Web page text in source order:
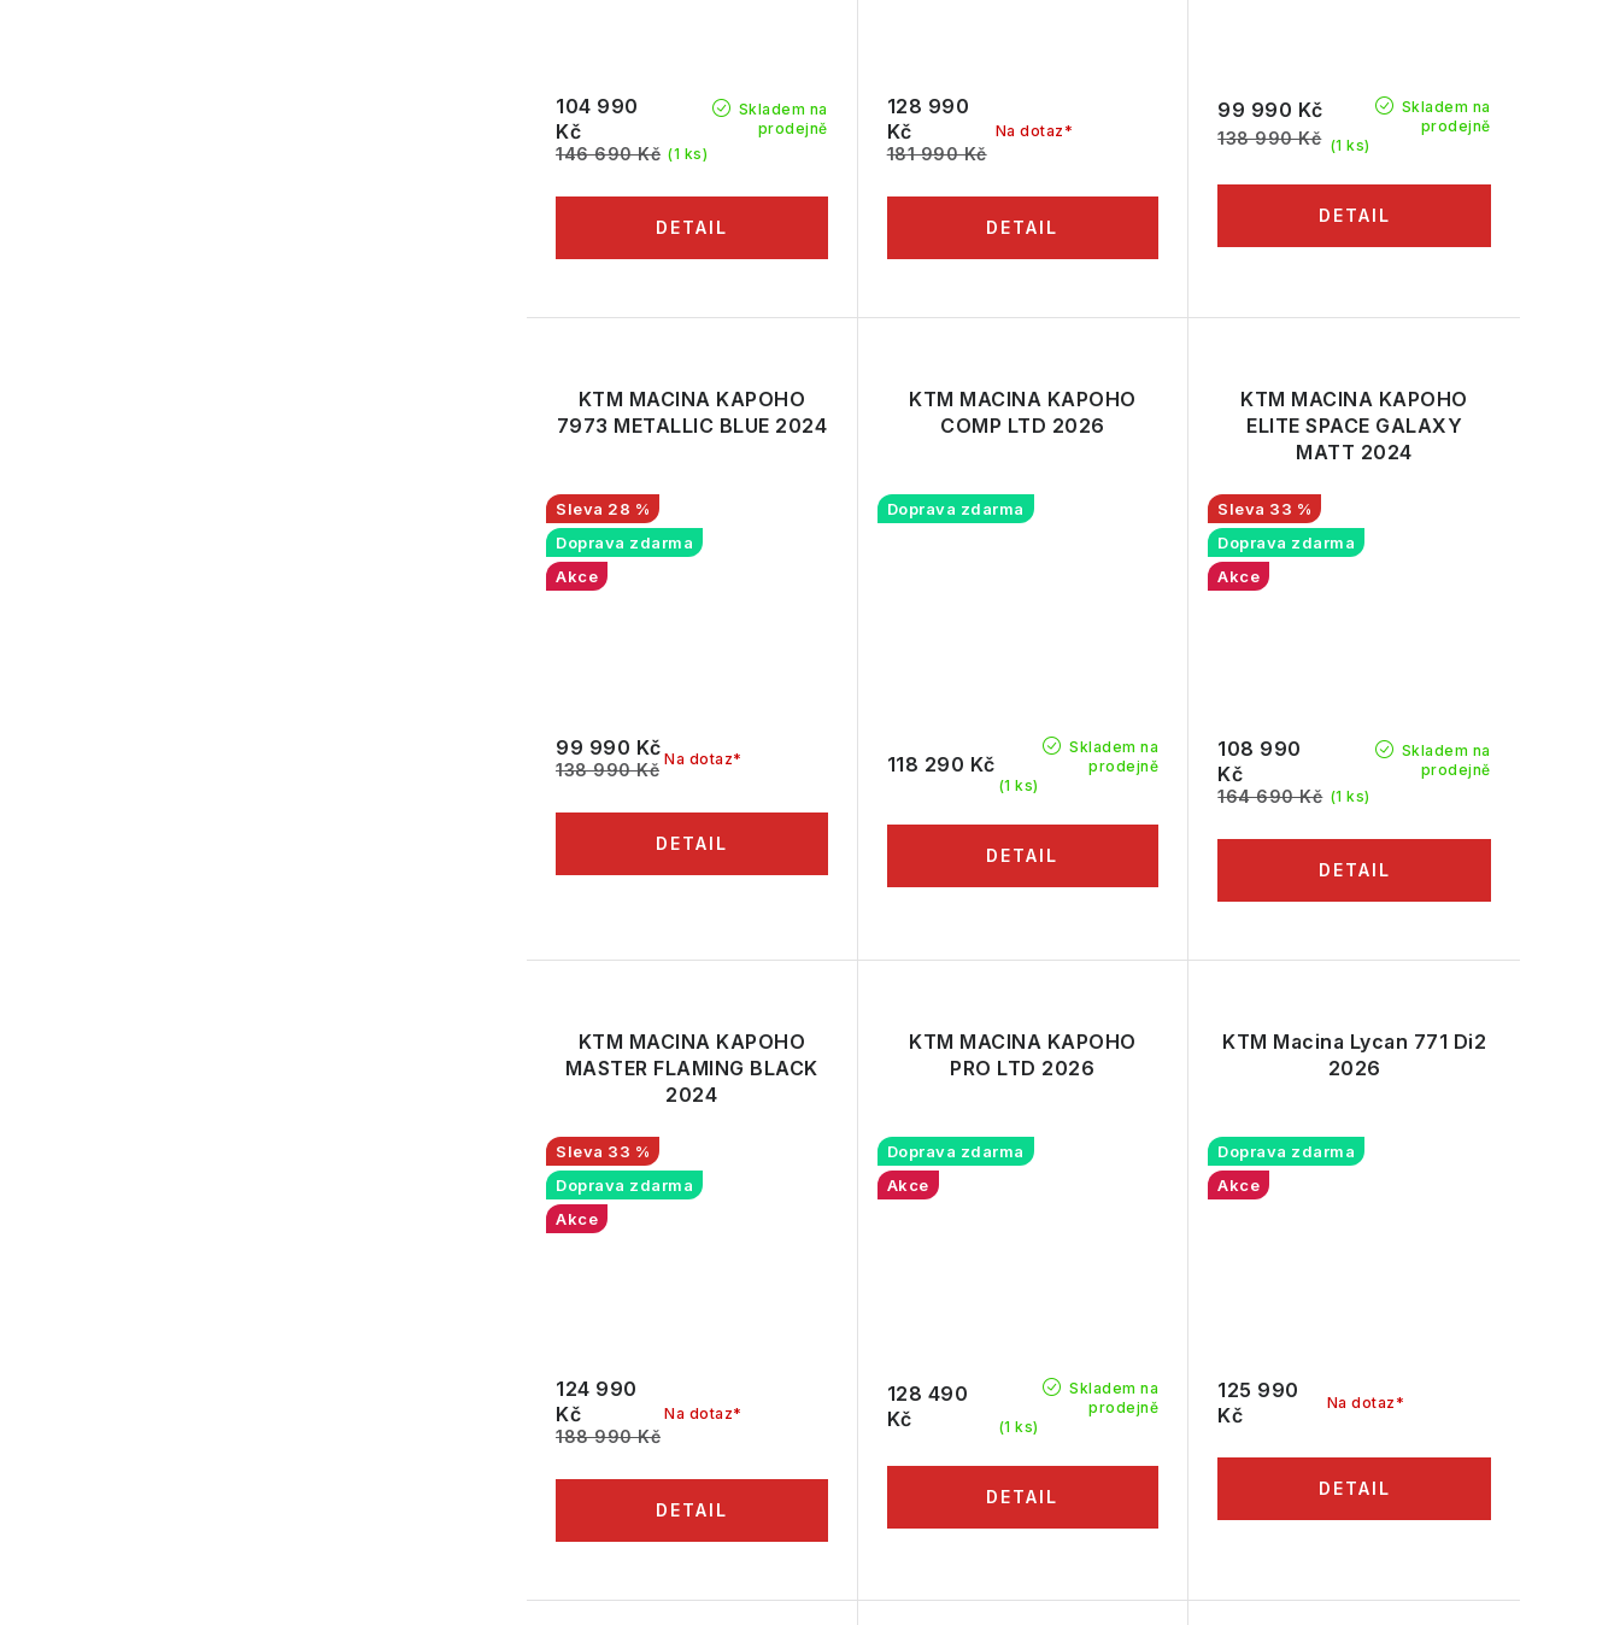
Skladem na
prodejně
(1 ks)
104 990
Kč
146 690 Kč
Na dotaz*
128 990
Kč
181 990 Kč
Skladem na
prodejně
(1 ks)
99 990 Kč
138 990 Kč
KTM MACINA KAPOHO
7973 METALLIC BLUE 2024
28 %
Doprava zdarma
Akce
Na dotaz*
99 990 Kč
138 990 Kč
KTM MACINA KAPOHO
COMP LTD 2026
Doprava zdarma
Skladem na
prodejně
(1 ks)
118 290 Kč
KTM MACINA KAPOHO
ELITE SPACE GALAXY
MATT 2024
33 %
Doprava zdarma
Akce
Skladem na
prodejně
(1 ks)
108 990
Kč
164 690 Kč
KTM MACINA KAPOHO
MASTER FLAMING BLACK
2024
33 %
Doprava zdarma
Akce
Na dotaz*
124 990
Kč
188 990 Kč
KTM MACINA KAPOHO
PRO LTD 2026
Doprava zdarma
Akce
Skladem na
prodejně
(1 ks)
128 490
Kč
KTM Macina Lycan 771 Di2
2026
Doprava zdarma
Akce
Na dotaz*
125 990
Kč